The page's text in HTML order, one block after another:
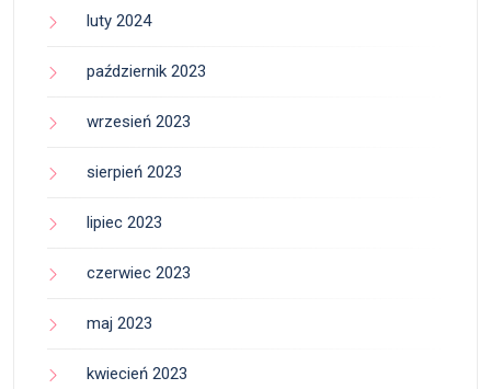
luty 2024
październik 2023
wrzesień 2023
sierpień 2023
lipiec 2023
czerwiec 2023
maj 2023
kwiecień 2023